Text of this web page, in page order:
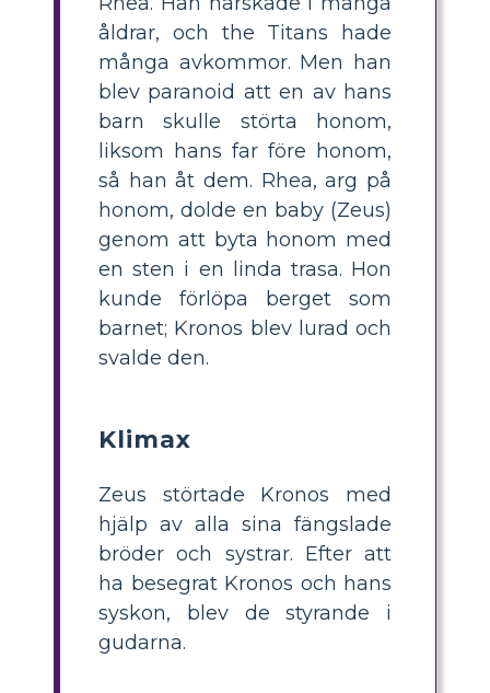
åldrar, och the Titans hade
många avkommor. Men han
blev paranoid att en av hans
barn skulle störta honom,
liksom hans far före honom,
så han åt dem. Rhea, arg på
honom, dolde en baby (Zeus)
genom att byta honom med
en sten i en linda trasa. Hon
kunde förlöpa berget som
barnet; Kronos blev lurad och
svalde den.
Klimax
Zeus störtade Kronos med
hjälp av alla sina fängslade
bröder och systrar. Efter att
ha besegrat Kronos och hans
syskon, blev de styrande i
gudarna.